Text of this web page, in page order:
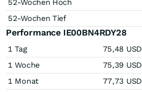
52-Wochen Hoch
52-Wochen Tief
Performance IE00BN4RDY28
1 Tag 75,48 USD
1 Woche
75,39 USD
1 Monat
77,73 USD